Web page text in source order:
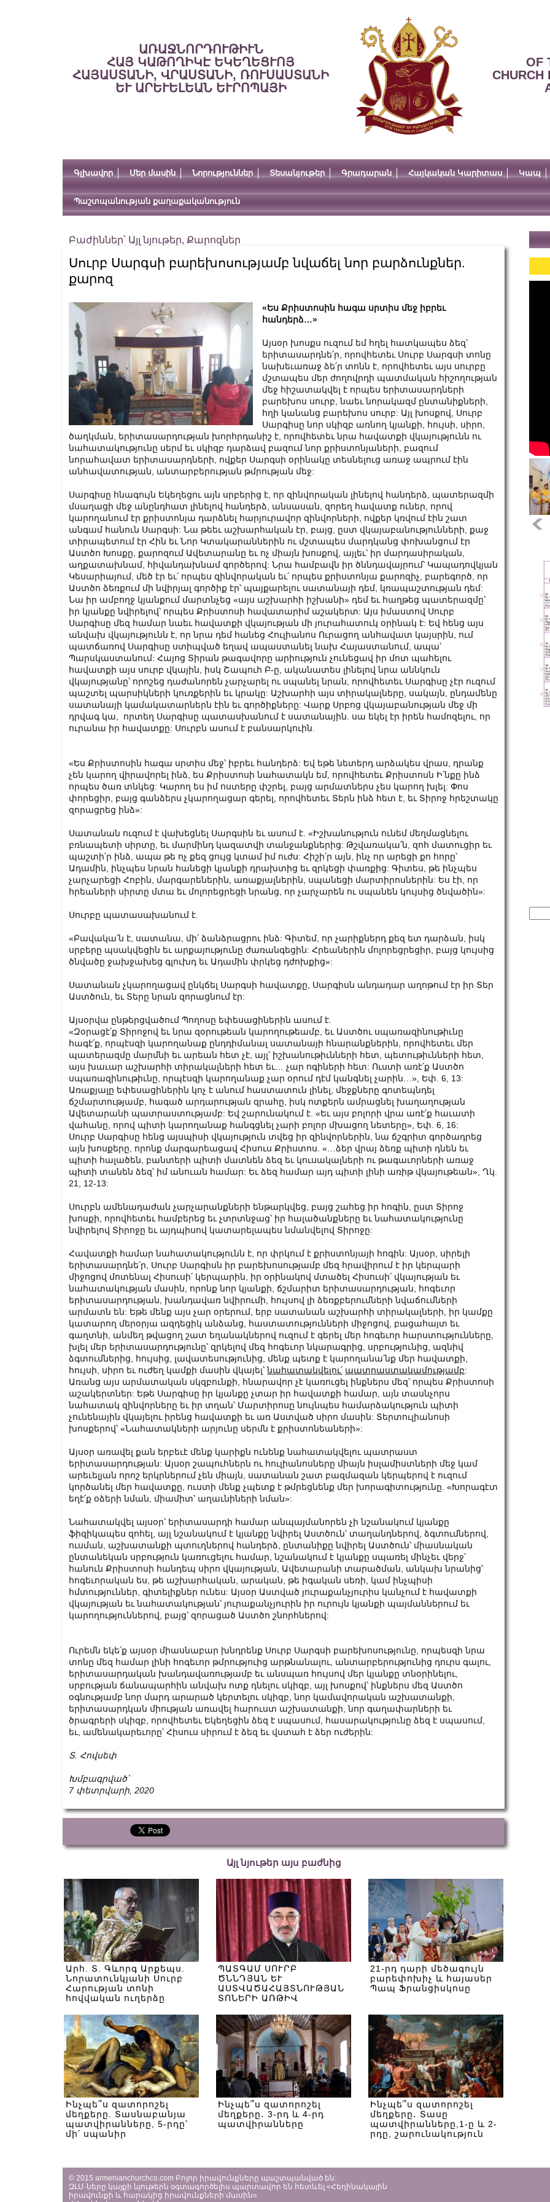
ԱՌԱՋՆՈՐԴՈՒԹԻՒՆ
ՀԱՅ ԿԱԹՈՂԻԿԷ ԵԿԵՂԵՑՒՈՅ
ՀԱՅԱՍՏԱՆԻ, ՎՐԱՍՏԱՆԻ, ՌՈՒՍԱՍՏԱՆԻ
ԵՒ ԱՐԵՒԵԼԵԱՆ ԵՒՐՈՊԱՅԻ
OF
CHURCH
Գլխավոր Մեր մասին Նորություններ Տեսանյութեր Գրադարան Հայկական Կարիտաս Կապ
Պաշտպանության քաղաքականություն
Բաժիններ՝ Այլ նյութեր, Քարոզներ
Սուրբ Սարգսի բարեխոսությամբ նվաճել նոր բարձունքներ.
քարոզ
«Ես Քրիստոսին հագա սրտիս մեջ իբրեւ
հանդերձ…»
Այսօր խոսքս ուզում եմ հղել հատկապես ձեզ՝
երիտասարդնե՛ր, որովհետեւ Սուրբ Սարգսի տոնը
նախեւառաջ ձե՛ր տոնն է, որովհետեւ այս սուրբը
մշտապես մեր ժողովրդի պատմական հիշողության
մեջ հիշատակվել է որպես երիտասարդների
բարեխոս սուրբ, նաեւ նորակազմ ընտանիքների,
հղի կանանց բարեխոս սուրբ: Այլ խոսքով, Սուրբ
Սարգիսը նոր սկիզբ առնող կյանքի, հույսի, սիրո,
ծաղկման, երիտասարդության խորհրդանիշ է, որովհետեւ նրա հավատքի վկայությունն ու
նահատակությունը սերմ եւ սկիզբ դարձավ բազում նոր քրիստոնյաների, բազում
նորահավատ երիտասարդների, ովքեր Սարգսի օրինակը տեսնելուց առաջ ապրում էին
անհավատության, անտարբերության թմրության մեջ:
Սարգիսը հնագույն Եկեղեցու այն սրբերից է, որ զինվորական լինելով հանդերձ, պատերազմի
մսաղացի մեջ անընդհատ լինելով հանդերձ, անսասան, զորեղ հավատք ուներ, որով
կարողանում էր քրիստոնյա դարձնել հարյուրավոր զինվորների, ովքեր կռվում էին շատ
անգամ հանուն Սարգսի: Նա թեեւ աշխարհական էր, բայց, ըստ վկայաբանությունների, քաջ
տիրապետում էր Հին եւ Նոր Կտակարաններին ու մշտապես մարդկանց փոխանցում էր
Աստծո Խոսքը, քարոզում Ավետարանը եւ ոչ միայն խոսքով, այլեւ՝ իր մարդասիրական,
աղքատախնամ, հիվանդախնամ գործերով: Նրա համբավն իր ծննդավայրում՝ Կապադովկյան
Կեսարիայում, մեծ էր եւ՛ որպես զինվորական եւ՛ որպես քրիստոնյա քարոզիչ, բարեգործ, որ
Աստծո ձեռքում մի նվիրյալ գործիք էր՝ պայքարելու սատանայի դեմ, կռապաշտության դեմ:
Նա իր ամբողջ կյանքում մարտնչեց «այս աշխարհի իշխանի» դեմ եւ հաղթեց պատերազմը՝
իր կյանքը նվիրելով՝ որպես Քրիստոսի հավատարիմ աշակերտ: Այս իմաստով Սուրբ
Սարգիսը մեզ համար նաեւ հավատքի վկայության մի յուրահատուկ օրինակ է: Եվ հենց այս
անվախ վկայությունն է, որ նրա դեմ հանեց Հուլիանոս Ուրացող անհավատ կայսրին, ում
պատճառով Սարգիսը ստիպված եղավ ապաստանել նախ Հայաստանում, ապա՝
Պարսկաստանում: Հայոց Տիրան թագավորը արիություն չունեցավ իր մոտ պահելու
հավատքի այս սուրբ վկային, իսկ Շապուհ Բ-ը, ականատես լինելով նրա աննկուն
վկայությանը՝ որոշեց դաժանորեն չարչարել ու սպանել նրան, որովհետեւ Սարգիսը չէր ուզում
պաշտել պարսիկների կուռքերին եւ կրակը: Աշխարհի այս տիրակալները, սակայն, ընդամենը
սատանայի կամակատարներն էին եւ գործիքները: Վարք Սրբոց վկայաբանության մեջ մի
դրվագ կա, որտեղ Սարգիսը պատասխանում է սատանային. սա եկել էր իրեն համոզելու, որ
ուրանա իր հավատքը: Սուրբն ասում է բանսարկուին.
«Ես Քրիստոսին հագա սրտիս մեջ՝ իբրեւ հանդերձ: Եվ եթե նետերդ արձակես վրաս, դրանք
չեն կարող վիրավորել ինձ, ես Քրիստոսի նահատակն եմ, որովհետեւ Քրիստոսն Ի՛նքը ինձ
որպես ծառ տնկեց: Կարող ես իմ ոստերը փշրել, բայց արմատներս չես կարող խլել: Փոս
փորեցիր, բայց գանձերս չկարողացար գերել, որովհետեւ Տերն ինձ հետ է, եւ Տիրոջ հրեշտակը
զորացրեց ինձ»:
Սատանան ուզում է վախեցնել Սարգսին եւ ասում է. «Իշխանություն ունեմ մեղմացնելու
բռնապետի սիրտը, եւ մարմինդ կազատվի տանջանքներից: Թշվառակա՛ն, զոհ մատուցիր եւ
պաշտի՛ր ինձ, ապա թե ոչ քեզ ցույց կտամ իմ ուժս: Հիշի՛ր այն, ինչ որ արեցի քո հորը՝
Ադամին, ինչպես նրան հանեցի կյանքի դրախտից եւ զրկեցի փառքից: Գիտես, թե ինչպես
չարչարեցի Հոբին, մարգարեներին, առաքյալներին, սպանեցի մարտիրոսներին: Ես էի, որ
հրեաների սիրտը մտա եւ մոլորեցրեցի նրանց, որ չարչարեն ու սպանեն կույսից ծնվածին»:
Սուրբը պատասախանում է.
«Բավակա՛ն է, սատանա, մի՛ ձանձրացրու ինձ: Գիտեմ, որ չարիքներդ քեզ ետ դարձան, իսկ
սրբերը պսակվեցին եւ արքայությունը ժառանգեցին: Հրեաներին մոլորեցրեցիր, բայց կույսից
ծնվածը ջախջախեց գլուխդ եւ Ադամին փրկեց դժոխքից»:
Սատանան չկարողացավ ընկճել Սարգսի հավատքը, Սարգիսն անդադար աղոթում էր իր Տեր
Աստծուն, եւ Տերը նրան զորացնում էր:
Այսօրվա ընթերցվածում Պողոսը եփեսացիներին ասում է.
«Զօրացէ՛ք Տիրոջով եւ նրա զօրութեան կարողութեամբ, եւ Աստծու սպառազինութիւնը
հագէ՛ք, որպէսզի կարողանաք ընդդիմանալ սատանայի հնարանքներին, որովհետեւ մեր
պատերազմը մարմնի եւ արեան հետ չէ, այլ՝ իշխանութիւնների հետ, պետութիւնների հետ,
այս խաւար աշխարհի տիրակալների հետ եւ… չար ոգիների հետ: Ուստի առէ՛ք Աստծո
սպառազինութիւնը, որպէսզի կարողանաք չար օրում դէմ կանգնել չարին…», Եփ. 6, 13:
Առաքյալը եփեսացիներին կոչ է անում հաստատուն լինել, մեջքները գոտեպնդել
ճշմարտությամբ, հագած արդարության զրահը, իսկ ոտքերն ամրացնել խաղաղության
Ավետարանի պատրաստությամբ: Եվ շարունակում է. «Եւ այս բոլորի վրա առէ՛ք հաւատի
վահանը, որով պիտի կարողանաք հանգցնել չարի բոլոր մխացող նետերը», Եփ. 6, 16:
Սուրբ Սարգիսը հենց այսպիսի վկայություն տվեց իր զինվորներին, նա ճշգրիտ գործադրեց
այն խոսքերը, որոնք մարգարեացավ Հիսուս Քրիստոս. «…ձեր վրայ ձեռք պիտի դնեն եւ
պիտի հալածեն, բանտերի պիտի մատնեն ձեզ եւ կուսակալների ու թագաւորների առաջ
պիտի տանեն ձեզ՝ իմ անուան համար: Եւ ձեզ համար այդ պիտի լինի առիթ վկայութեան», Ղկ.
21, 12-13:
Սուրբն ամենադաժան չարչարանքների ենթարկվեց, բայց շահեց իր հոգին, ըստ Տիրոջ
խոսքի, որովհետեւ համբերեց եւ չտրտնջաց՝ իր հալածանքները եւ նահատակությունը
նվիրելով Տիրոջը եւ այդպիսով կատարելապես նմանվելով Տիրոջը:
Հավատքի համար նահատակությունն է, որ փրկում է քրիստոնյայի հոգին: Այսօր, սիրելի
երիտասարդնե՛ր, Սուրբ Սարգիսն իր բարեխոսությամբ մեզ հրավիրում է իր կերպարի
միջոցով մոտենալ Հիսուսի՛ կերպարին, իր օրինակով մտածել Հիսուսի՛ վկայության եւ
նահատակության մասին, որոնք նոր կյանքի, ճշմարիտ երիտասարդության, հոգեւոր
երիտասարդության, խանդավառ նվիրումի, հույսով լի ձեռքբերումների նվաճումների
արմատն են: Եթե մենք այս չար օրերում, երբ սատանան աշխարհի տիրակալների, իր կամքը
կատարող մերօրյա ազդեցիկ անձանց, հաստատությունների միջոցով, բացահայտ եւ
գաղտնի, անմեղ թվացող շատ եղանակներով ուզում է գերել մեր հոգեւոր հարստությունները,
խլել մեր երիտասարդությունը՝ զրկելով մեզ հոգեւոր նկարագրից, սրբությունից, ազնիվ
ձգտումներից, հույսից, լավատեսությունից, մենք պետք է կարողանա՛նք մեր հավատքի,
հույսի, սիրո եւ ուժեղ կամքի մասին վկայել՝նահատակվելու՛ պատրաստակամությամբ:
Առանց այս արմատական սկզբունքի, հնարավոր չէ կառուցել ինքներս մեզ՝ որպես Քրիստոսի
աշակերտներ: Եթե Սարգիսը իր կյանքը չտար իր հավատքի համար, այն տասնչորս
նահատակ զինվորները եւ իր տղան՝ Մարտիրոսը նույնպես համարձակություն պիտի
չունենային վկայելու իրենց հավատքի եւ առ Աստված սիրո մասին: Տերտուլիանոսի
խոսքերով՝ «Նահատակների արյունը սերմն է քրիստոնեաների»:
Այսօր առավել քան երբեւէ մենք կարիքն ունենք նահատակվելու պատրաստ
երիտասարդության: Այսօր շապուհներն ու հուլիանոսները միայն իսլամիստների մեջ կամ
արեւելյան որոշ երկրներում չեն միայն, սատանան շատ բազմազան կերպերով է ուզում
կործանել մեր հավատքը, ուստի մենք չպետք է թմրեցնենք մեր խորագիտությունը. «Խորագէտ
եղէ՛ք օձերի նման, միամիտ՝ աղաւնիների նման»:
Նահատակվել այսօր՝ երիտասարդի համար անպայմանորեն չի նշանակում կյանքը
ֆիզիկապես զոհել, այլ նշանակում է կյանքը նվիրել Աստծուն՝ տաղանդներով, ձգտումներով,
ուսման, աշխատանքի պտուղներով հանդերձ, ընտանիքը նվիրել Աստծուն՝ միասնական
ընտանեկան սրբություն կառուցելու համար, նշանակում է կյանքը սպառել մինչեւ վերջ՝
հանուն Քրիստոսի հանդեպ սիրո վկայության, Ավետարանի տարածման, անկախ նրանից՝
հոգեւորական ես, թե աշխարհական, արական, թե իգական սեռի, կամ ինչպիսի
հմտություններ, գիտելիքներ ունես: Այսօր Աստված յուրաքանչյուրիս կանչում է հավատքի
վկայության եւ նահատակության՝ յուրաքանչյուրին իր ուրույն կյանքի պայմաններում եւ
կարողություններով, բայց՝ զորացած Աստծո շնորհներով:
Ուրեմն եկե՛ք այսօր միասնաբար խնդրենք Սուրբ Սարգսի բարեխոսությունը, որպեսզի նրա
տոնը մեզ համար լինի հոգեւոր թմրություից արթնանալու, անտարբերությունից դուրս գալու,
երիտասարդական խանդավառությամբ եւ անսպառ հույսով մեր կյանքը տնօրինելու,
սրբության ճանապարհին անվախ ոտք դնելու սկիզբ, այլ խոսքով՝ ինքներս մեզ Աստծո
օգնությամբ նոր մարդ արարած կերտելու սկիզբ, նոր կամավորական աշխատանքի,
երիտասարդկան միության առավել հարուստ աշխատանքի, նոր գաղափարների եւ
ծրագրերի սկիզբ, որովհետեւ Եկեղեցին ձեզ է սպասում, հասարակությունը ձեզ է սպասում,
եւ, ամենակարեւորը՝ Հիսուս սիրում է ձեզ եւ վստահ է ձեր ուժերին:
Տ. Հովսեփ
Խմբագրված՝
7 փետրվարի, 2020
Այլ նյութեր այս բաժնից
Արհ. Տ. Գևորգ Արքեպս.
Նորատունկյանի Սուրբ
Հարության տոնի
հովվական ուղերձը
ՊԱՏԳԱՄ ՍՈՒՐԲ
ԾՆՆԴՅԱՆ ԵՒ
ԱՍՏՎԱԾԱՀԱՅՏՆՈՒԹՅԱՆ
ՏՈՆԵՐԻ ԱՌԹԻՎ
21-րդ դարի մեծագույն
բարեփոխիչ և հայասեր
Պապ Ֆրանցիսկոսը
Ինչպե՞ս զատորոշել
մեղքերը. Տասնաբանյա
պատվիրանները, 5-րդը՝
մի՛ սպանիր
Ինչպե՞ս զատորոշել
մեղքերը․ 3-րդ և 4-րդ
պատվիրանները
Ինչպե՞ս զատորոշել
մեղքերը․ Տասը
պատվիրանները,1-ը և 2-
րդը, շարունակություն
for:
© 2015 armenianchurchco.com Բոլոր իրավունքները պաշտպանված են:
ԶԼՄ-ները կայքի նյութերն օգտագործելիս պարտավոր են հետևել «Հեղինակային
իրավունքի և հարակից իրավունքների մասին»